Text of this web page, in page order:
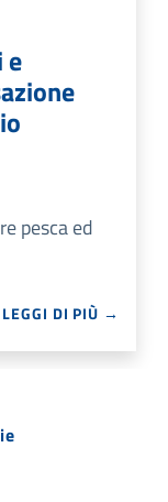
e
pesca ed
LEGGI DI PIÙ →